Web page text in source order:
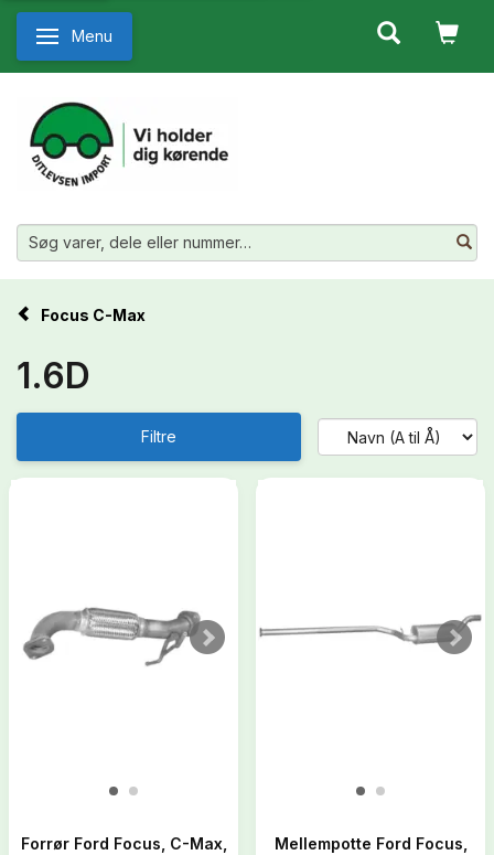
Skifte navigation
Menu
Focus C-Max
1.6D
Filtre
Forrør Ford Focus, C-Max,
Mellempotte Ford Focus,